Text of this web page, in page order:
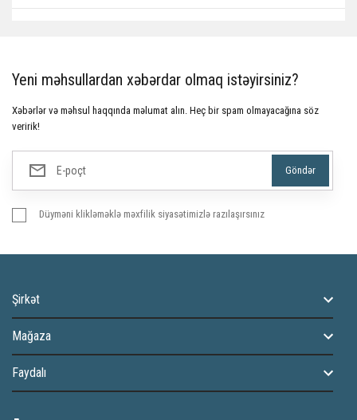
Yeni məhsullardan xəbərdar olmaq istəyirsiniz?
Xəbərlər və məhsul haqqında məlumat alın. Heç bir spam olmayacağına söz
veririk!
Düyməni klikləməklə məxfilik siyasətimizlə razılaşırsınız
Şirkət
Mağaza
Faydalı